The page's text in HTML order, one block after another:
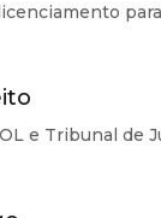
e Tribunal de